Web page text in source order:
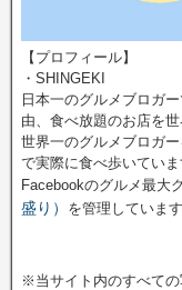
【プロフィール】
・SHINGEKI
日本一のグルメブロガ
由、食べ放題のお店を
世界一のグルメブロガ
で実際に食べ歩いていま
Facebookのグルメ最大
盛り） を管理しています
※当サイト内のすべての